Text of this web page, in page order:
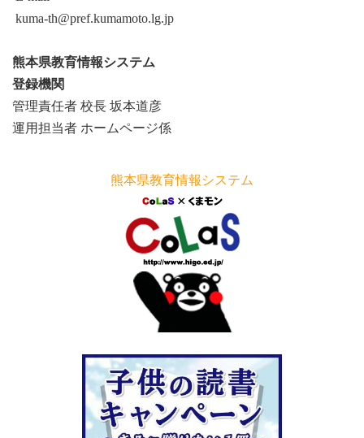
kuma-th@pref.kumamoto.lg.jp
熊本県教育情報システム
登録機関
管理責任者 校長 坂本道彦
運用担当者 ホームページ係
熊本県教育情報システム